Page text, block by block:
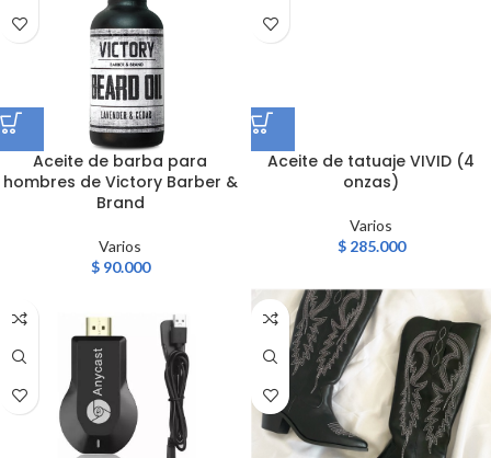
Aceite de barba para
hombres de Victory Barber &
Brand
Varios
$90.000
Aceite de tatuaje VIVID (4
onzas)
Varios
$285.000